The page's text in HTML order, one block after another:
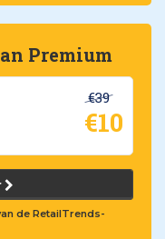
Premium
€39
€10
de RetailTrends-